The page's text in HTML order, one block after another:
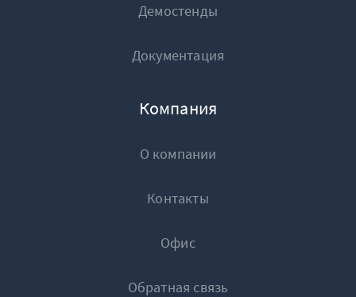
Демостенды
Документация
Компания
О компании
Контакты
Офис
Обратная связь